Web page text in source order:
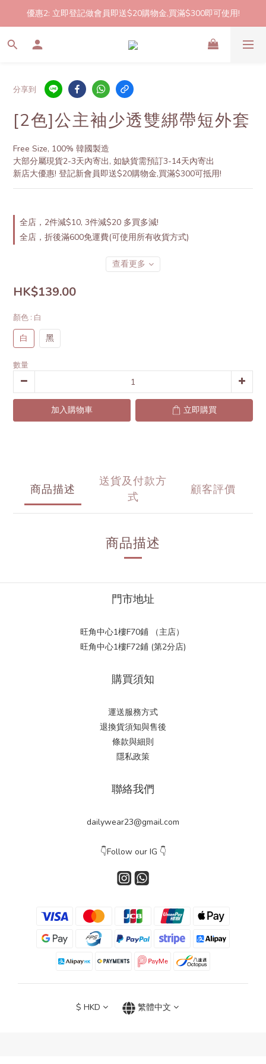
2件起包郵!(反應良好優惠期延長🎉!shop now!)
優惠2: 立即登記做會員即送$20購物金,買滿$300即可使用!
2件起包郵!(反應良好優惠期延長🎉!shop now!)
分享到
[2色]公主袖少透雙綁帶短外套
Free Size, 100% 韓國製造
大部分屬現貨2-3天內寄出, 如缺貨需預訂3-14天內寄出
新店大優惠! 登記新會員即送$20購物金,買滿$300可抵用!
全店，2件減$10, 3件減$20 多買多減!
全店，折後滿600免運費(可使用所有收貨方式)
查看更多
HK$139.00
顏色 : 白
白 黑
數量
加入購物車 立即購買
商品描述
送貨及付款方
式
顧客評價
商品描述
門市地址
旺角中心1樓F70鋪 （主店）
旺角中心1樓F72鋪 (第2分店)
購買須知
運送服務方式
退換貨須知與售後
條款與細則
隱私政策
聯絡我們
dailywear23@gmail.com
👇Follow our IG 👇
$ HKD 繁體中文